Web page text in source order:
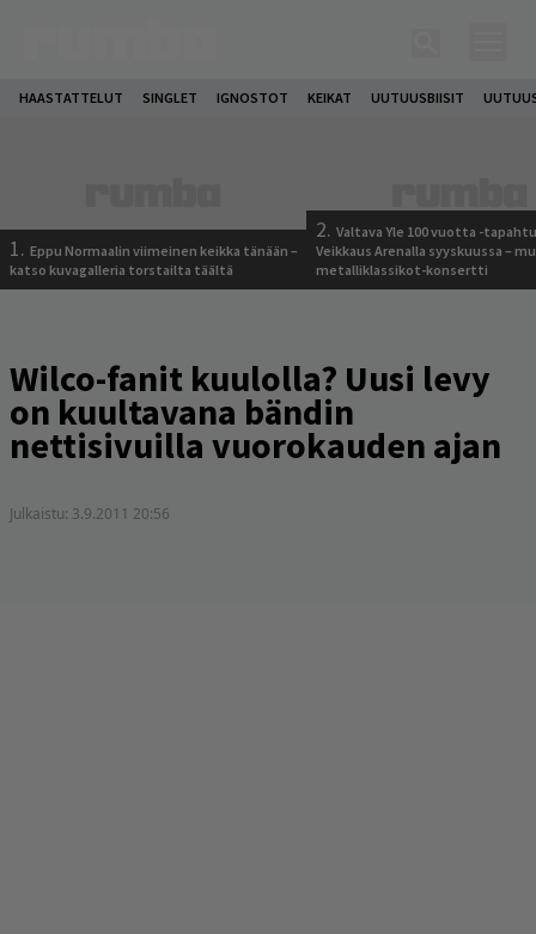
HAASTATTELUT SINGLET IGNOSTOT KEIKAT UUTUUSBIISIT
1. Eppu Normaalin viimeinen keikka tänään –
katso kuvagalleria torstailta täältä
2. Valtava Yle 100 vuotta -
Veikkaus Arenalla syyskuussa –
metalliklassikot-konsertti
Wilco-fanit kuulolla? Uusi levy
on kuultavana bändin
nettisivuilla vuorokauden ajan
Julkaistu: 3.9.2011 20:56